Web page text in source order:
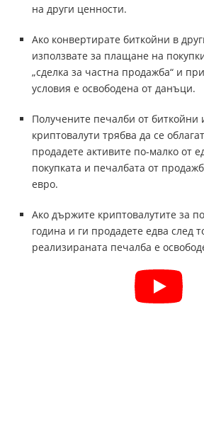
на други ценности.
Ако конвертирате биткойни в
използвате за плащане на
„сделка за частна продажба“ и
условия е освободена от данъци.
Получените печалби от биткойни
криптовалути трябва да се
продадете активите по-малко от
покупката и печалбата от
евро.
Ако държите криптовалутите за
година и ги продадете едва след
реализираната печалба е